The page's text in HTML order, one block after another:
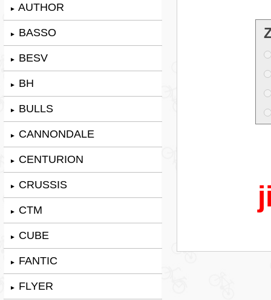
► AUTHOR
► BASSO
► BESV
► BH
► BULLS
► CANNONDALE
► CENTURION
► CRUSSIS
► CTM
► CUBE
► FANTIC
► FLYER